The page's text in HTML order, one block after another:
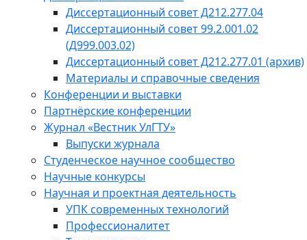
Диссертационный совет Д212.277.04
Диссертационный совет 99.2.001.02
(Д999.003.02)
Диссертационный совет Д212.277.01 (архив)
Материалы и справочные сведения
Конференции и выставки
Партнёрские конференции
Журнал «Вестник УлГТУ»
Выпуски журнала
Студенческое научное сообщество
Научные конкурсы
Научная и проектная деятельность
УПК современных технологий
Профессионалитет